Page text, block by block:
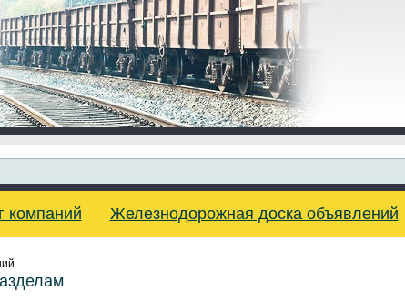
компаний Железнодорожная доска объявлений